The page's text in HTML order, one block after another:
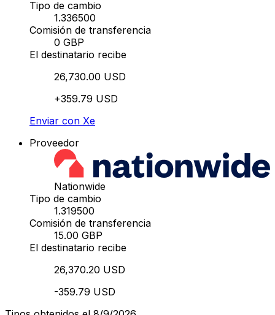
Tipo de cambio
1.336500
Comisión de transferencia
0 GBP
El destinatario recibe
26,730.00 USD
+359.79 USD
Enviar con Xe
Proveedor
Nationwide
Tipo de cambio
1.319500
Comisión de transferencia
15.00 GBP
El destinatario recibe
26,370.20 USD
-359.79 USD